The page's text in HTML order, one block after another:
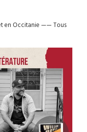
en Occitanie——Tous